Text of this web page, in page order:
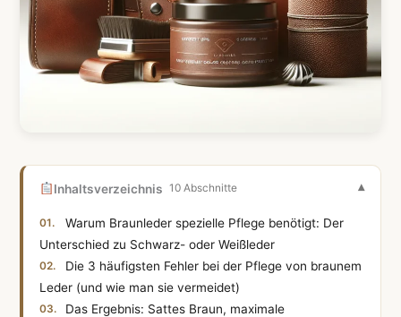
Inhaltsverzeichnis 10 Abschnitte
Warum Braunleder spezielle Pflege benötigt: Der
Unterschied zu Schwarz- oder Weißleder
Die 3 häufigsten Fehler bei der Pflege von braunem
Leder (und wie man sie vermeidet)
Das Ergebnis: Sattes Braun, maximale